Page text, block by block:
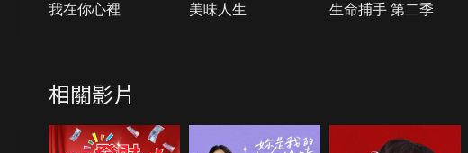
我在你心裡 美味人生 生命捕手 第二季
相關影片